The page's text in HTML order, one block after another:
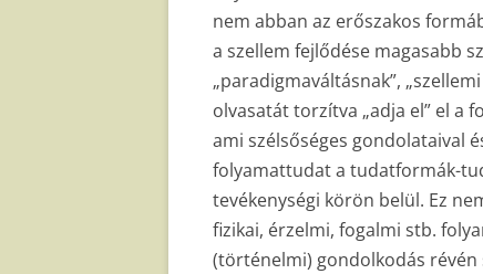
nem abban az erőszakos
a szellem fejlődése magasabb
„paradigmaváltásnak”,
olvasatát torzítva „adja el” el a
ami szélsőséges gondolataival
folyamattudat a tudatformák-
tevékenységi körön belül. Ez
fizikai, érzelmi, fogalmi stb.
(történelmi) gondolkodás